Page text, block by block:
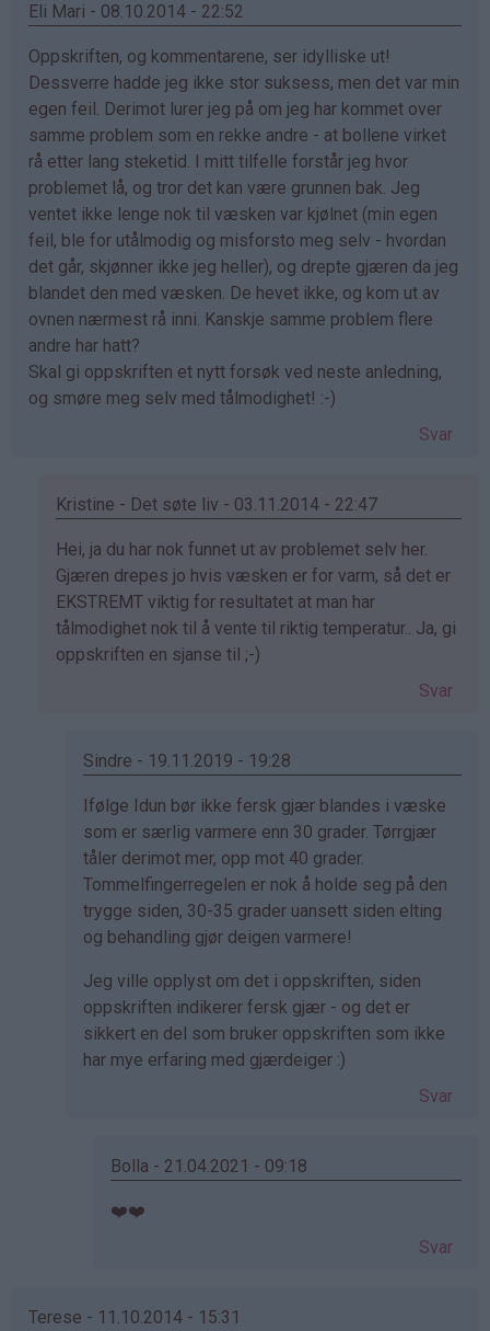
Eli Mari - 08.10.2014 - 22:52
Oppskriften, og kommentarene, ser idylliske ut!
Dessverre hadde jeg ikke stor suksess, men det var min
egen feil. Derimot lurer jeg på om jeg har kommet over
samme problem som en rekke andre - at bollene virket
rå etter lang steketid. I mitt tilfelle forstår jeg hvor
problemet lå, og tror det kan være grunnen bak. Jeg
ventet ikke lenge nok til væsken var kjølnet (min egen
feil, ble for utålmodig og misforsto meg selv - hvordan
det går, skjønner ikke jeg heller), og drepte gjæren da jeg
blandet den med væsken. De hevet ikke, og kom ut av
ovnen nærmest rå inni. Kanskje samme problem flere
andre har hatt?
Skal gi oppskriften et nytt forsøk ved neste anledning,
og smøre meg selv med tålmodighet! :-)
Svar
Kristine - Det søte liv - 03.11.2014 - 22:47
Som
svar
på
av
Eli
Hei, ja du har nok funnet ut av problemet selv her.
Gjæren drepes jo hvis væsken er for varm, så det er
EKSTREMT viktig for resultatet at man har
tålmodighet nok til å vente til riktig temperatur.. Ja, gi
oppskriften en sjanse til ;-)
Svar
Sindre - 19.11.2019 - 19:28
Som
svar
på
av
Kristine
-
Ifølge Idun bør ikke fersk gjær blandes i væske
som er særlig varmere enn 30 grader. Tørrgjær
tåler derimot mer, opp mot 40 grader.
Tommelfingerregelen er nok å holde seg på den
trygge siden, 30-35 grader uansett siden elting
og behandling gjør deigen varmere!
Jeg ville opplyst om det i oppskriften, siden
oppskriften indikerer fersk gjær - og det er
sikkert en del som bruker oppskriften som ikke
har mye erfaring med gjærdeiger :)
Svar
Bolla - 21.04.2021 - 09:18
Som
Sindre
❤️❤️
Svar
Terese - 11.10.2014 - 15:31